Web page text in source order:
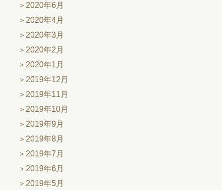
2020年6月
2020年4月
2020年3月
2020年2月
2020年1月
2019年12月
2019年11月
2019年10月
2019年9月
2019年8月
2019年7月
2019年6月
2019年5月